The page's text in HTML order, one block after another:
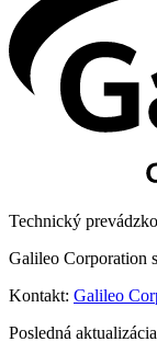
Technický
Galileo Corporation
Kontakt: Galileo
Posledná